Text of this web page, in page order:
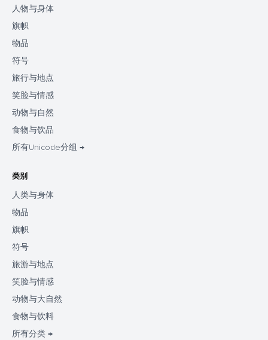
人物与身体
旗帜
物品
符号
旅行与地点
笑脸与情感
动物与自然
食物与饮品
所有Unicode分组 →
类别
人类与身体
物品
旗帜
符号
旅游与地点
笑脸与情感
动物与大自然
食物与饮料
所有分类 →